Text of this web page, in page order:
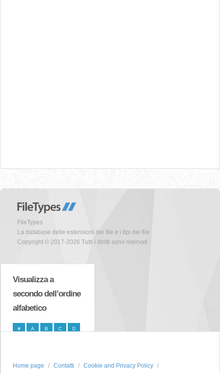
FileTypes
La database delle estensioni dei file e i tipi dei file
Copyright © 2017-2026 Tutti i diritti sono riservati
Visualizza a
secondo dell’ordine
alfabetico
# A B C D
Home page Contatti Cookie and Privacy Policy